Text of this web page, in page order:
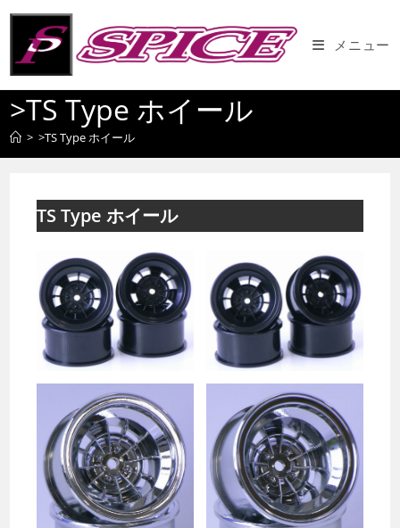
コ
ン
ツ
へ
ス
メニュー
>TS Type ホイール
> >TS Type ホイール
TS Type ホイール